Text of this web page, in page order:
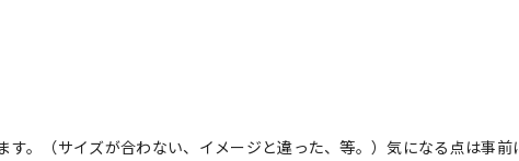
す。（サイズが合わない、イメージと違った、等。）気になる点は事